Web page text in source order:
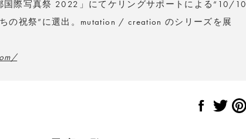
都国際写真祭 2022」にてケリングサポートによる“10/10
の祝祭”に選出。mutation / creation のシリーズを展